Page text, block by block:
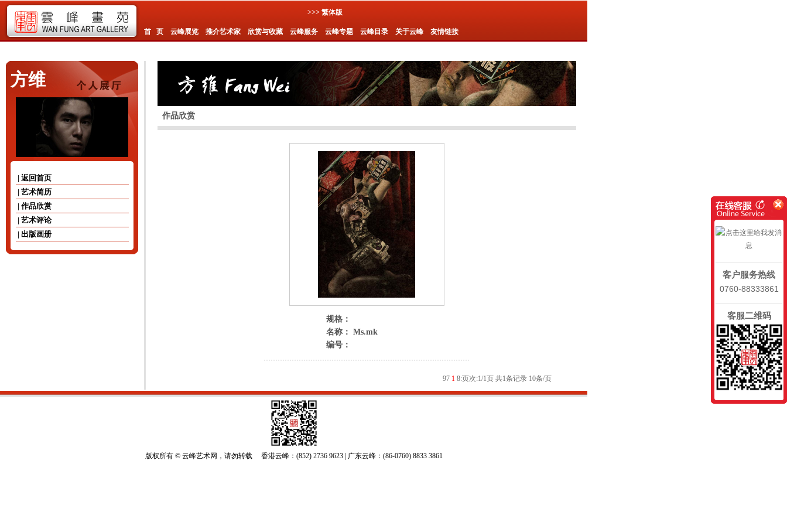
>>> 繁体版
首 页 云峰展览 推介艺术家 欣赏与收藏 云峰服务 云峰专题 云峰目录 关于云峰 友情链接
方维
| 返回首页
| 艺术简历
| 作品欣赏
| 艺术评论
| 出版画册
作品欣赏
规格：
名称： Ms.mk
编号：
97 1 8:页次:1/1页 共1条记录 10条/页
版权所有 © 云峰艺术网，请勿转载 香港云峰：(852) 2736 9623 | 广东云峰：(86-0760) 8833 3861
客户服务热线
0760-88333861
客服二维码